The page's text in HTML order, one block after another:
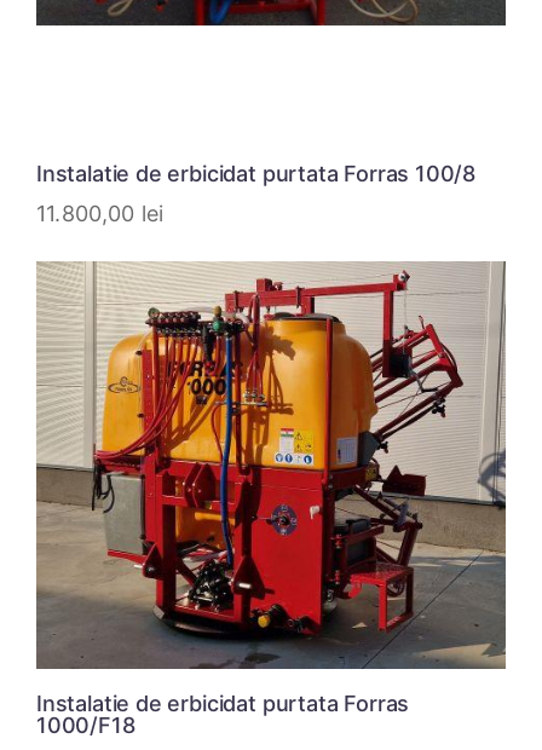
Instalatie de erbicidat purtata Forras 100/8
11.800,00 lei
Instalatie de erbicidat purtata Forras
1000/F18